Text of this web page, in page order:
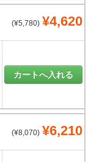
(¥5,780) ¥4,620
(¥8,070) ¥6,210